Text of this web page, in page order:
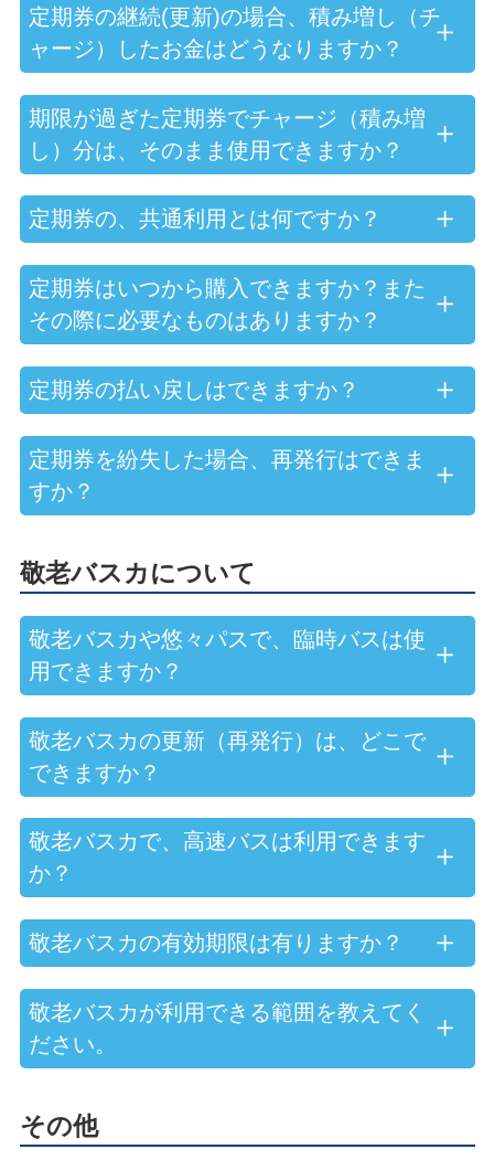
定期券の継続(更新)の場合、積み増し（チ
ャージ）したお金はどうなりますか？
期限が過ぎた定期券でチャージ（積み増
し）分は、そのまま使用できますか？
定期券の、共通利用とは何ですか？
定期券はいつから購入できますか？また
その際に必要なものはありますか？
定期券の払い戻しはできますか？
定期券を紛失した場合、再発行はできま
すか？
敬老バスカについて
敬老バスカや悠々パスで、臨時バスは使
用できますか？
敬老バスカの更新（再発行）は、どこで
できますか？
敬老バスカで、高速バスは利用できます
か？
敬老バスカの有効期限は有りますか？
敬老バスカが利用できる範囲を教えてく
ださい。
その他